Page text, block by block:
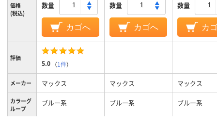
価格
(税込)
数量
カゴへ
数量
カゴへ
数量
カ
評価
5.0 （1件）
メーカー マックス マックス マックス
カラーグ
ループ
ブルー系 ブルー系 ブルー系